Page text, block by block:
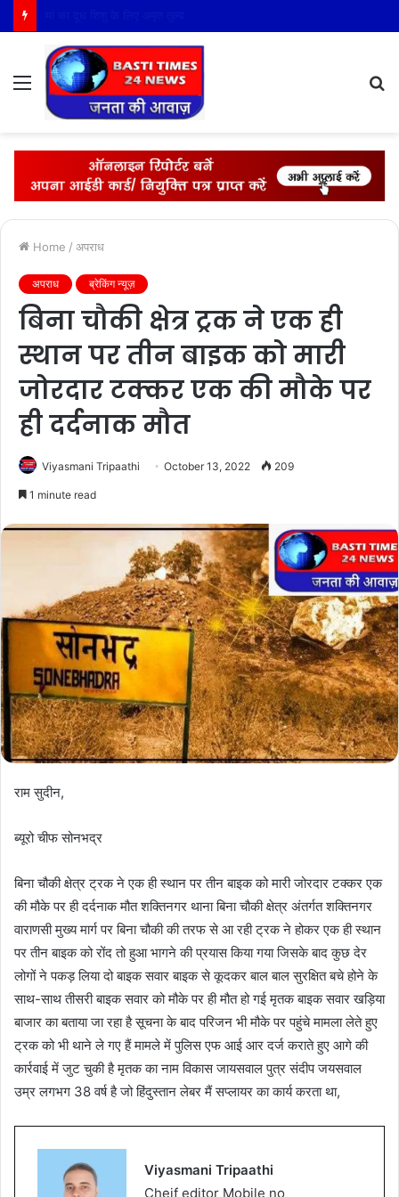
Menu
Home / अपराध
अपराध ब्रेकिंग न्यूज़
बिना चौकी क्षेत्र ट्रक ने एक ही
स्थान पर तीन बाइक को मारी
जोरदार टक्कर एक की मौके पर
ही दर्दनाक मौत
Viyasmani Tripaathi October 13, 2022 209
1 minute read
राम सुदीन,
ब्यूरो चीफ सोनभद्र
बिना चौकी क्षेत्र ट्रक ने एक ही स्थान पर तीन बाइक को मारी जोरदार टक्कर एक
की मौके पर ही दर्दनाक मौत शक्तिनगर थाना बिना चौकी क्षेत्र अंतर्गत शक्तिनगर
वाराणसी मुख्य मार्ग पर बिना चौकी की तरफ से आ रही ट्रक ने होकर एक ही स्थान
पर तीन बाइक को रोंद तो हुआ भागने की प्रयास किया गया जिसके बाद कुछ देर
लोगों ने पकड़ लिया दो बाइक सवार बाइक से कूदकर बाल बाल सुरक्षित बचे होने के
साथ-साथ तीसरी बाइक सवार को मौके पर ही मौत हो गई मृतक बाइक सवार खड़िया
बाजार का बताया जा रहा है सूचना के बाद परिजन भी मौके पर पहुंचे मामला लेते हुए
ट्रक को भी थाने ले गए हैं मामले में पुलिस एफ आई आर दर्ज कराते हुए आगे की
कार्रवाई में जुट चुकी है मृतक का नाम विकास जायसवाल पुत्र संदीप जयसवाल
उम्र लगभग 38 वर्ष है जो हिंदुस्तान लेबर मैं सप्लायर का कार्य करता था,
Viyasmani Tripaathi
Cheif editor Mobile no